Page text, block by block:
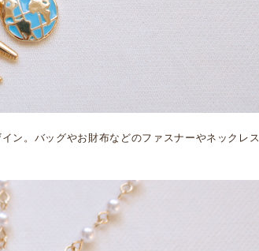
ン。バッグやお財布などのファスナーやネックレス